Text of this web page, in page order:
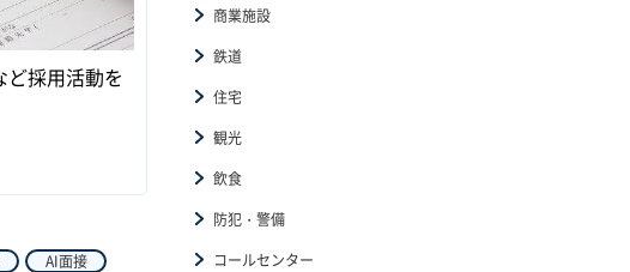
採用活動を
AI面接
商業施設
鉄道
住宅
観光
飲食
防犯・警備
コールセンター